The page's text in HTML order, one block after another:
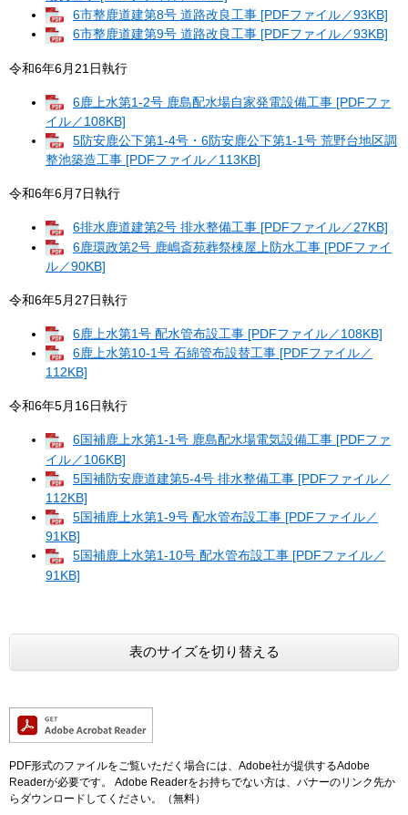
6市整鹿道建第8号 道路改良工事 [PDFファイル／93KB]
6市整鹿道建第9号 道路改良工事 [PDFファイル／93KB]
令和6年6月21日執行
6鹿上水第1-2号 鹿島配水場自家発電設備工事 [PDFファ
イル／108KB]
5防安鹿公下第1-4号・6防安鹿公下第1-1号 荒野台地区調
整池築造工事 [PDFファイル／113KB]
令和6年6月7日執行
6排水鹿道建第2号 排水整備工事 [PDFファイル／27KB]
6鹿環政第2号 鹿嶋斎苑葬祭棟屋上防水工事 [PDFファイ
ル／90KB]
令和6年5月27日執行
6鹿上水第1号 配水管布設工事 [PDFファイル／108KB]
6鹿上水第10-1号 石綿管布設替工事 [PDFファイル／
112KB]
令和6年5月16日執行
6国補鹿上水第1-1号 鹿島配水場電気設備工事 [PDFファ
イル／106KB]
5国補防安鹿道建第5-4号 排水整備工事 [PDFファイル／
112KB]
5国補鹿上水第1-9号 配水管布設工事 [PDFファイル／
91KB]
5国補鹿上水第1-10号 配水管布設工事​ [PDFファイル／
91KB]
表のサイズを切り替える
PDF形式のファイルをご覧いただく場合には、Adobe社が提供するAdobe
Readerが必要です。
Adobe Readerをお持ちでない方は、バナーのリンク先か
らダウンロードしてください。（無料）